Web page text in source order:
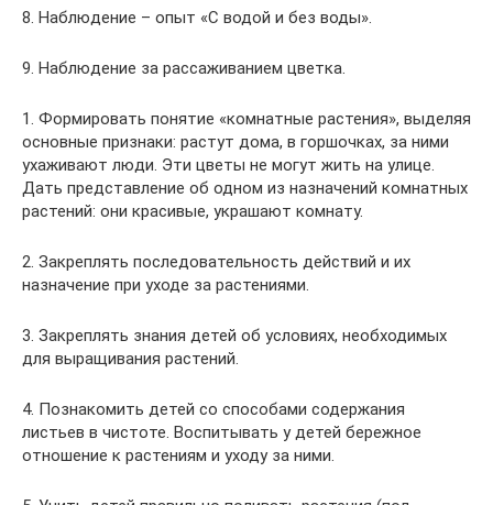
8. Наблюдение – опыт «С водой и без воды».
9. Наблюдение за рассаживанием цветка.
1. Формировать понятие «комнатные растения», выделяя
основные признаки: растут дома, в горшочках, за ними
ухаживают люди. Эти цветы не могут жить на улице.
Дать представление об одном из назначений комнатных
растений: они красивые, украшают комнату.
2. Закреплять последовательность действий и их
назначение при уходе за растениями.
3. Закреплять знания детей об условиях, необходимых
для выращивания растений.
4. Познакомить детей со способами содержания
листьев в чистоте. Воспитывать у детей бережное
отношение к растениям и уходу за ними.